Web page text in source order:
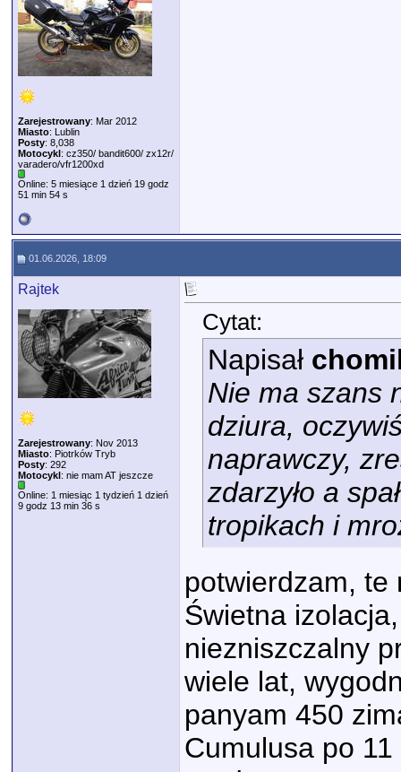
Zarejestrowany: Mar 2012
Miasto: Lublin
Posty: 8,038
Motocykl: cz350/ bandit600/ zx12r/
varadero/vfr1200xd
Online: 5 miesiące 1 dzień 19 godz
51 min 54 s
01.06.2026, 18:09
Rajtek
Zarejestrowany: Nov 2013
Miasto: Piotrków Tryb
Posty: 292
Motocykl: nie mam AT jeszcze
Online: 1 miesiąc 1 tydzień 1 dzień
9 godz 13 min 36 s
Cytat:
Napisał
Nie ma szans
dziura,
naprawczy,
zdarzyło a
tropikach i
potwierdzam, te
Świetna
niezniszczalny
wiele lat,
panyam 450
Cumulusa po